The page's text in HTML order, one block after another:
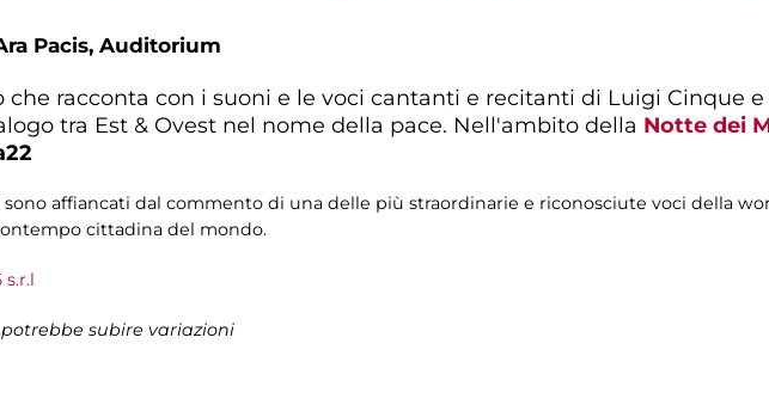
Pacis, Auditorium
che racconta con i suoni e le voci cantanti e recitanti di Luigi Cinque e
tra Est & Ovest nel nome della pace. Nell'ambito della Notte dei
affiancati dal commento di una delle più straordinarie e riconosciute voci della
cittadina del mondo.
s.r.l
subire variazioni